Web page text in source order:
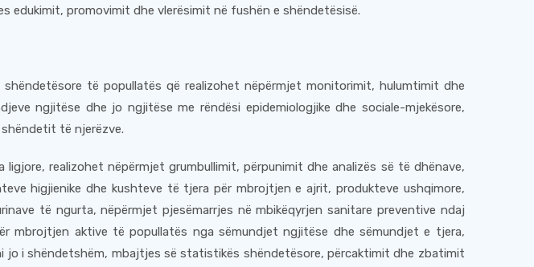
edukimit, promovimit dhe vlerësimit në fushën e shëndetësisë.
të popullatës që realizohet nëpërmjet monitorimit, hulumtimit dhe
ngjitëse dhe jo ngjitëse me rëndësi epidemiologjike dhe sociale-mjekësore,
të njerëzve.
realizohet nëpërmjet grumbullimit, përpunimit dhe analizës së të dhënave,
higjienike dhe kushteve të tjera për mbrojtjen e ajrit, produkteve ushqimore,
të ngurta, nëpërmjet pjesëmarrjes në mbikëqyrjen sanitare preventive ndaj
mbrojtjen aktive të popullatës nga sëmundjet ngjitëse dhe sëmundjet e tjera,
jo i shëndetshëm, mbajtjes së statistikës shëndetësore, përcaktimit dhe zbatimit